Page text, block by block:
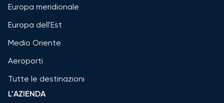
Europa meridionale
Europa dell'Est
Medio Oriente
Aeroporti
Tutte le destinazioni
L'AZIENDA